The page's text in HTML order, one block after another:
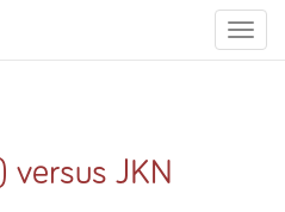
Toggle
versus JKN